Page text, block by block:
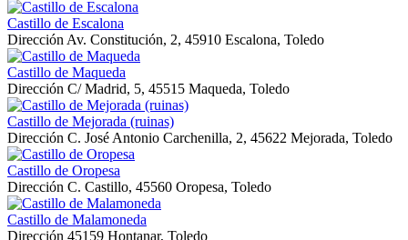
Castillo de Escalona
Dirección Av. Constitución, 2, 45910 Escalona, Toledo
Castillo de Maqueda
Dirección C/ Madrid, 5, 45515 Maqueda, Toledo
Castillo de Mejorada (ruinas)
Dirección C. José Antonio Carchenilla, 2, 45622 Mejorada, Toledo
Castillo de Oropesa
Dirección C. Castillo, 45560 Oropesa, Toledo
Castillo de Malamoneda
Dirección 45159 Hontanar, Toledo